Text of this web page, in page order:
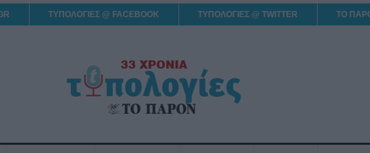
ΤΥΠΟΛΟΓΙΕΣ @ FACEBOOK ΤΥΠΟΛΟΓΙΕΣ @ TWITTER ΤΟ